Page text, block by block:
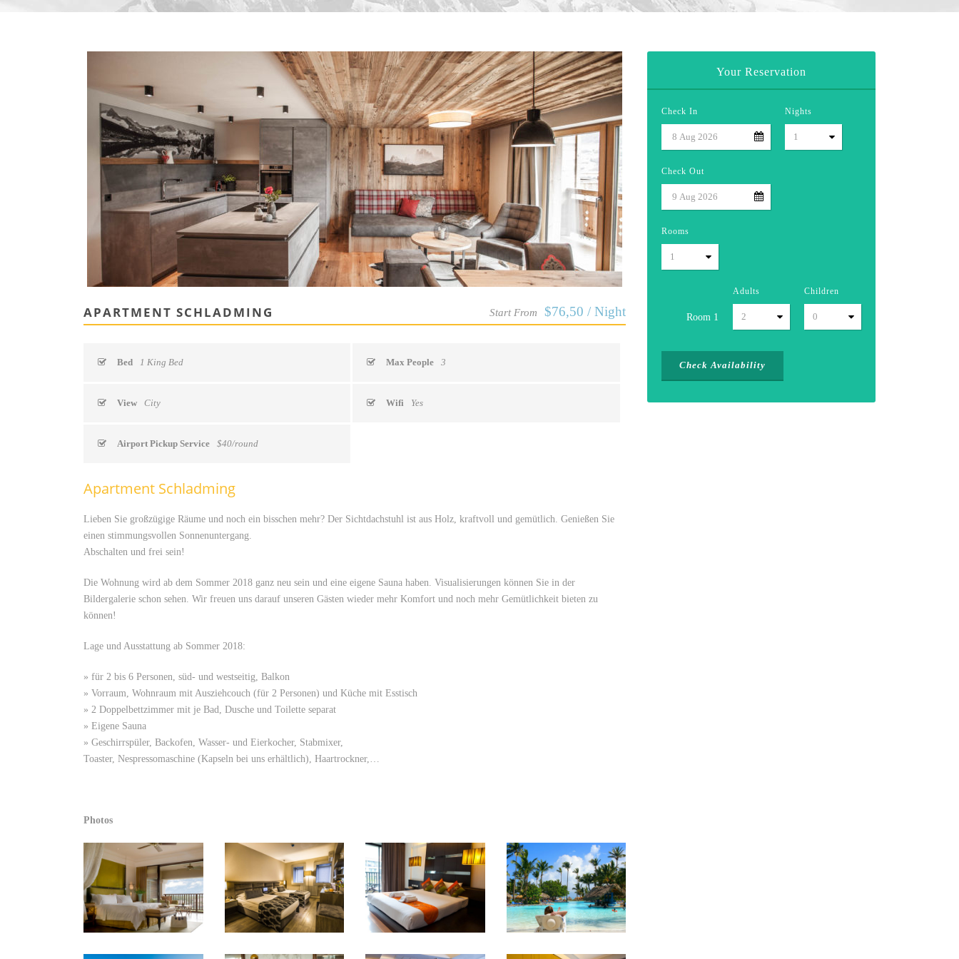
Your Reservation
Check In Nights
Check Out
Rooms
Room 1
Adults Children
APARTMENT SCHLADMING Start From $76,50 / Night
Bed 1 King Bed Max People 3
View City Wifi Yes
Airport Pickup Service $40/round
Apartment Schladming
Lieben Sie großzügige Räume und noch ein bisschen mehr? Der Sichtdachstuhl ist aus Holz, kraftvoll und gemütlich. Genießen Sie
einen stimmungsvollen Sonnenuntergang.
Abschalten und frei sein!
Die Wohnung wird ab dem Sommer 2018 ganz neu sein und eine eigene Sauna haben. Visualisierungen können Sie in der
Bildergalerie schon sehen. Wir freuen uns darauf unseren Gästen wieder mehr Komfort und noch mehr Gemütlichkeit bieten zu
können!
Lage und Ausstattung ab Sommer 2018:
» für 2 bis 6 Personen, süd- und westseitig, Balkon
» Vorraum, Wohnraum mit Ausziehcouch (für 2 Personen) und Küche mit Esstisch
» 2 Doppelbettzimmer mit je Bad, Dusche und Toilette separat
» Eigene Sauna
» Geschirrspüler, Backofen, Wasser- und Eierkocher, Stabmixer,
Toaster, Nespressomaschine (Kapseln bei uns erhältlich), Haartrockner,…
Photos